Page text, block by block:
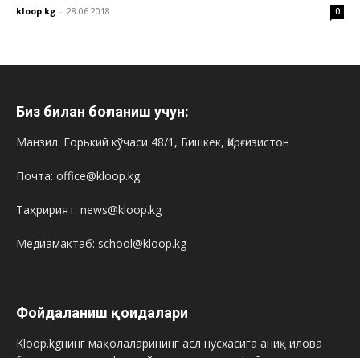
kloop.kg - 28.06.2018 0
Биз билан боғланиш учун:
Манзил: Горький кўчаси 48/1, Бишкек, Қирғизистон
Почта: office@kloop.kg
Таҳририят: news@kloop.kg
Медиамактаб: school@kloop.kg
Фойдаланиш қоидалари
Kloop.kgнинг мақолаларининг асл нусхасига аниқ илова